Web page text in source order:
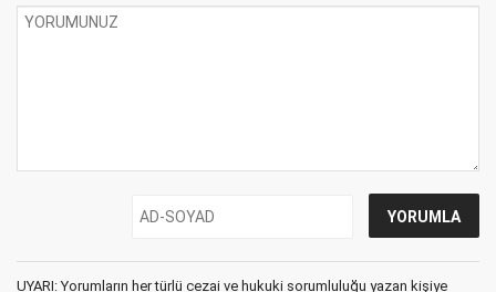
UYARI: Yorumların her türlü cezai ve hukuki sorumluluğu yazan kişiye